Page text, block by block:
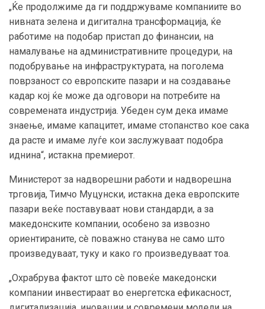
„Ќе продолжиме да ги поддржуваме компаниите во
нивната зелена и дигитална трансформација, ќе
работиме на подобар пристап до финансии, на
намалување на административните процедури, на
подобрување на инфраструктурата, на поголема
поврзаност со европските пазари и на создавање
кадар кој ќе може да одговори на потребите на
современата индустрија. Убеден сум дека имаме
знаење, имаме капацитет, имаме стопанство кое сака
да расте и имаме луѓе кои заслужуваат подобра
иднина“, истакна премиерот.
Министерот за надворешни работи и надворешна
трговија, Тимчо Муцунски, истакна дека европските
пазари веќе поставуваат нови стандарди, а за
македонските компании, особено за извозно
ориентираните, сè поважно станува не само што
произведуваат, туку и како го произведуваат тоа.
„Охрабрува фактот што сè повеќе македонски
компании инвестираат во енергетска ефикасност,